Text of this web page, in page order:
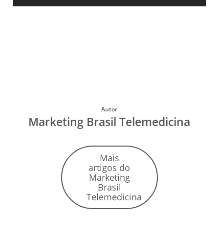
Autor
Marketing Brasil Telemedicina
Mais
artigos do
Marketing
Brasil
Telemedicina